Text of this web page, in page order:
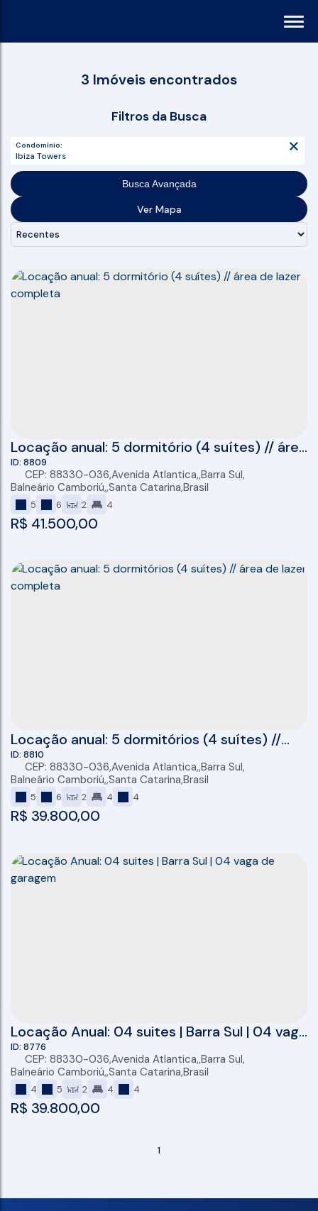
3 Imóveis encontrados
Condomínio:
Ibiza Towers
Busca Avançada
Ver Mapa
Locação anual: 5 dormitório (4 suítes) // área
de lazer completa
R$ 41.500,00
8809
CEP: 88330-036,Avenida Atlantica ,Barra Sul,
Balneário Camboriú ,Santa Catarina,Brasil
5 6 2 4
Locação anual: 5 dormitórios (4 suítes) //
área de lazer completa
R$ 39.800,00
8810
CEP: 88330-036,Avenida Atlantica ,Barra Sul,
Balneário Camboriú ,Santa Catarina,Brasil
5 6 2 4 4
Locação Anual: 04 suites | Barra Sul | 04 vaga
de garagem
R$ 39.800,00
8776
CEP: 88330-036,Avenida Atlantica ,Barra Sul,
Balneário Camboriú ,Santa Catarina,Brasil
4 5 2 4 4
1